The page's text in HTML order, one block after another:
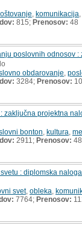
komunikacija
815; Prenosov: 48
poslovnih odnosov
obdarovanje
3284; Prenosov:
zaključna projektna
bonton kultura
2911; Prenosov: 48
: diplomska naloga
svet, obleka
7764; Prenosov: